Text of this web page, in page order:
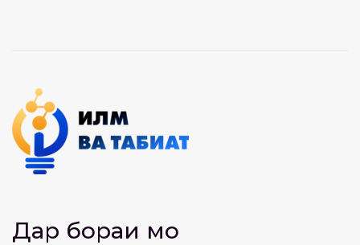
Дар бораи мо